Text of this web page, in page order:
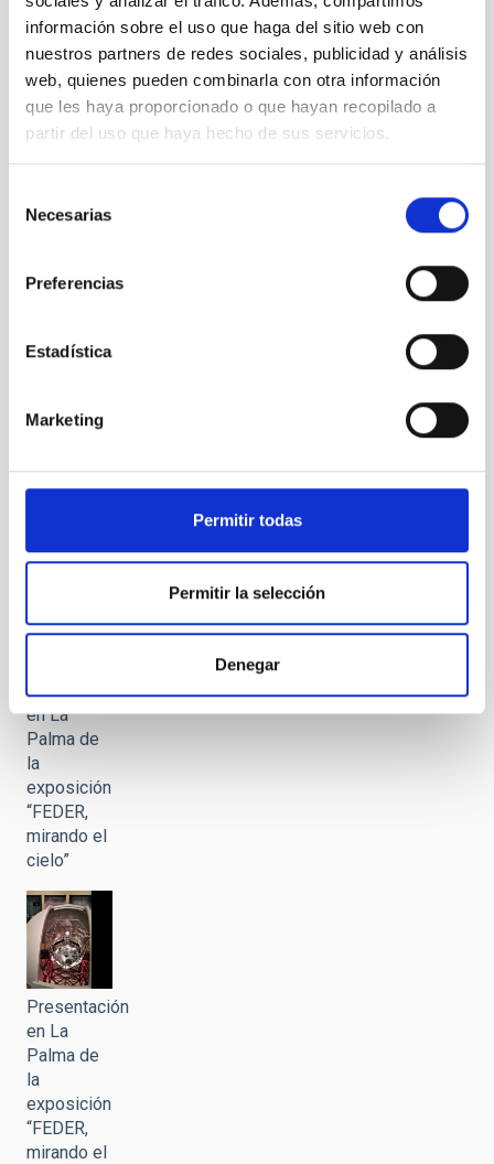
información sobre el uso que haga del sitio web con
nuestros partners de redes sociales, publicidad y análisis
web, quienes pueden combinarla con otra información
que les haya proporcionado o que hayan recopilado a
partir del uso que haya hecho de sus servicios.
Necesarias
Preferencias
Estadística
Marketing
Permitir todas
Permitir la selección
Denegar
Presentación
en La
Palma de
la
mirando el
cielo”
Palma de
exposición
“FEDER,
Presentación
en La
Palma de
la
exposición
“FEDER,
mirando el
cielo”
Presentación
en La
Palma de
la
exposición
“FEDER,
mirando el